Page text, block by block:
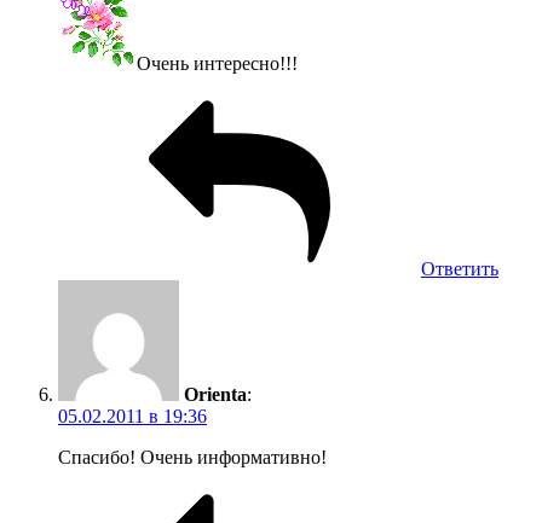
Очень интересно!!!
Ответить
Orienta:
05.02.2011 в 19:36
Спасибо! Очень информативно!